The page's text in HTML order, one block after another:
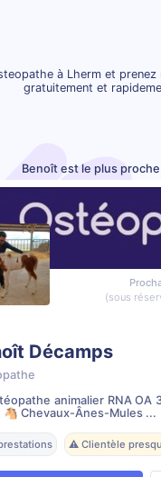
à Lherm et
gratuitement et
Benoît est le plus
(sous
Décamps
animalier RNA OA
🐴 Chevaux-Ânes-Mules ...
⚠️ Clientèle